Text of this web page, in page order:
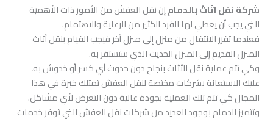
شركة نقل اثاث بالدمامإن نقل العفش من الأمور ذات الأهمية
التي يجب أن يعطي لها الفرد الكثير من الرعاية والاهتمام.
فعندما تقرر الانتقال من منزل إلى منزل أخر فيجب القيام بنقل أثاث
المنزل القديم إلى المنزل الحديث الذي ستستقر به.
وكي تتم عملية نقل الأثاث بنجاح دون حدوث أي كسر أو خدوش به،
عليك الاستعانة بشركات مختصة لنقل العفش تمتلك خبرة في هذا
المجال كي تتم تلك العملية بجودة عالية دون التعرض لأي مشاكل.
وتتميز الدمام بوجود العديد من شركات نقل العفش التي توفر خدمات